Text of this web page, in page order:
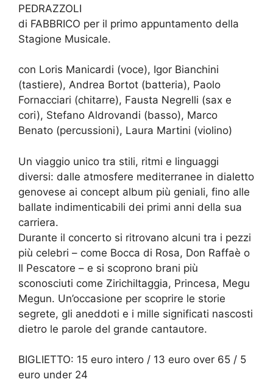
PEDRAZZOLI
di FABBRICO per il primo appuntamento della
Stagione Musicale.
con Loris Manicardi (voce), Igor Bianchini
(tastiere), Andrea Bortot (batteria), Paolo
Fornacciari (chitarre), Fausta Negrelli (sax e
cori), Stefano Aldrovandi (basso), Marco
Benato (percussioni), Laura Martini (violino)
Un viaggio unico tra stili, ritmi e linguaggi
diversi: dalle atmosfere mediterranee in dialetto
genovese ai concept album più geniali, fino alle
ballate indimenticabili dei primi anni della sua
carriera.
Durante il concerto si ritrovano alcuni tra i pezzi
più celebri – come Bocca di Rosa, Don Raffaè o
Il Pescatore – e si scoprono brani più
sconosciuti come Zirichiltaggia, Princesa, Megu
Megun. Un’occasione per scoprire le storie
segrete, gli aneddoti e i mille significati nascosti
dietro le parole del grande cantautore.
BIGLIETTO: 15 euro intero / 13 euro over 65 / 5
euro under 24